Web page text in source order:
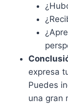
expresa
Puedes
una gran